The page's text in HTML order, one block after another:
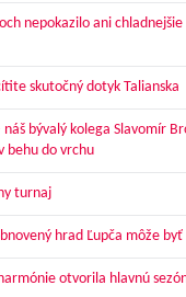
nepokazilo ani chladnejšie
skutočný dotyk Talianska
náš bývalý kolega Slavomír
behu do vrchu
turnaj
hrad Ľupča môže byť
otvorila hlavnú